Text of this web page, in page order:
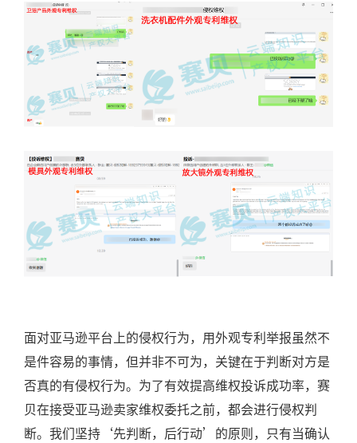
面对亚马逊平台上的侵权行为，用外观专利举报虽然不
是件容易的事情，但并非不可为，关键在于判断对方是
否真的有侵权行为。为了有效提高维权投诉成功率，赛
贝在接受亚马逊卖家维权委托之前，都会进行侵权判
断。我们坚持‘先判断，后行动’的原则，只有当确认